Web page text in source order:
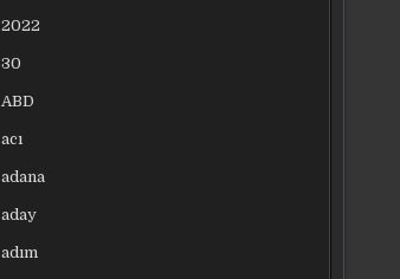
2022
30
ABD
acı
adana
aday
adım